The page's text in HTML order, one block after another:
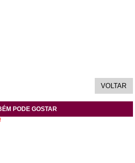
PODE GOSTAR